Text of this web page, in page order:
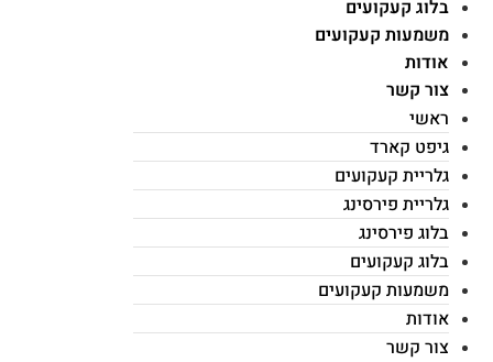
בלוג קעקועים
משמעות קעקועים
אודות
צור קשר
ראשי
גיפט קארד
גלריית קעקועים
גלריית פירסינג
בלוג פירסינג
בלוג קעקועים
משמעות קעקועים
אודות
צור קשר